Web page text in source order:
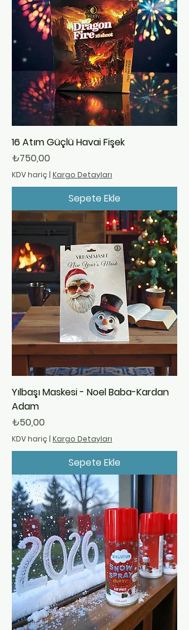
16 Atım Güçlü Havai Fişek
Fiyat
₺750,00
KDV hariç | Kargo Detayları
Sepete Ekle
Yılbaşı Maskesi - Noel Baba-Kardan
Adam
Fiyat
₺50,00
KDV hariç | Kargo Detayları
Sepete Ekle